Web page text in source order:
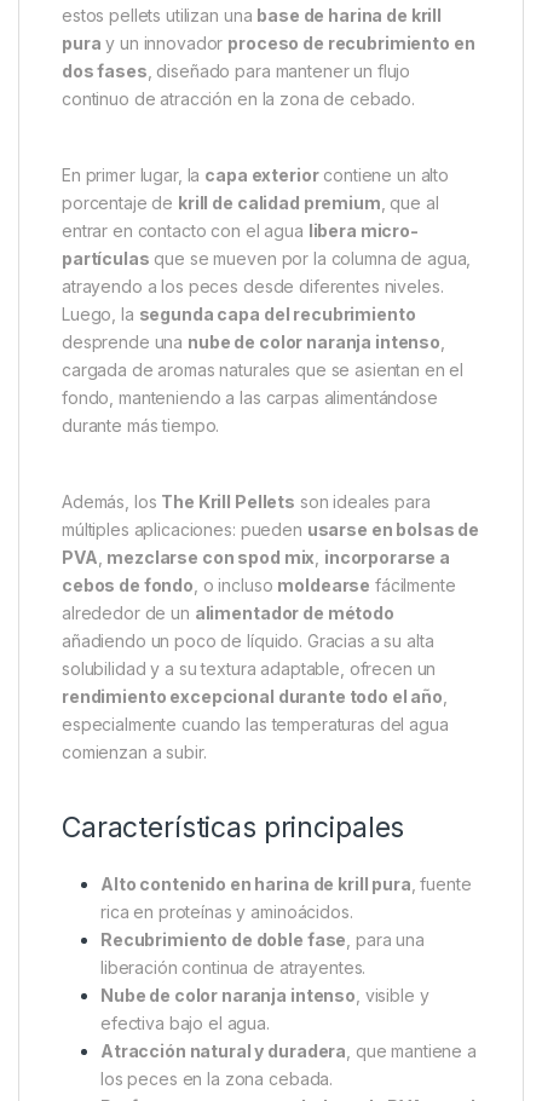
estos pellets utilizan una base de harina de krill
pura y un innovador proceso de recubrimiento en
dos fases , diseñado para mantener un flujo
continuo de atracción en la zona de cebado.
En primer lugar, la capa exteriorcontiene un alto
porcentaje de krill de calidad premium , que al
entrar en contacto con el agua libera micro-
partículas que se mueven por la columna de agua,
atrayendo a los peces desde diferentes niveles.
Luego, la segunda capa del recubrimiento
desprende una nube de color naranja intenso
cargada de aromas naturales que se asientan en el
fondo, manteniendo a las carpas alimentándose
durante más tiempo.
Además, los The Krill Pellets son ideales para
múltiples aplicaciones: pueden usarse en bolsas de
PVA mezclarse con spod mix incorporarse a
cebos de fondo , o incluso moldearse fácilmente
alrededor de un alimentador de método
añadiendo un poco de líquido. Gracias a su alta
solubilidad y a su textura adaptable, ofrecen un
rendimiento excepcional durante todo el año
especialmente cuando las temperaturas del agua
comienzan a subir.
Características principales
Alto contenido en harina de krill pura , fuente
rica en proteínas y aminoácidos.
Recubrimiento de doble fase , para una
liberación continua de atrayentes.
Nube de color naranja intenso , visible y
efectiva bajo el agua.
Atracción natural y duradera , que mantiene a
los peces en la zona cebada.